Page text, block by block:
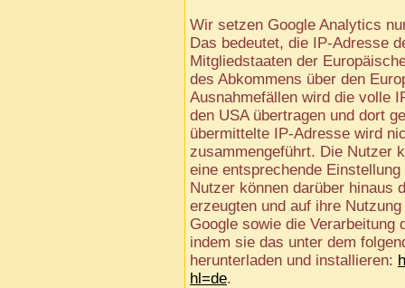
Wir setzen Google Analytics
Das bedeutet, die IP-Adresse
Mitgliedstaaten der
des Abkommens über den
Ausnahmefällen wird die volle
den USA übertragen und dort
übermittelte IP-Adresse wird
zusammengeführt. Die Nutzer
eine entsprechende
Nutzer können darüber hinaus
erzeugten und auf ihre
Google sowie die Verarbeitung
indem sie das unter dem
herunterladen und installieren:
hl=de.